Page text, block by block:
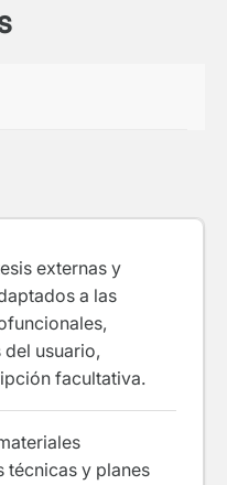
externas y
a las
usuario,
facultativa.
técnicas y planes